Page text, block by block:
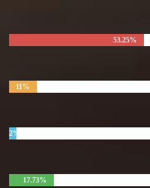
53.25%
11%
2%
17.73%